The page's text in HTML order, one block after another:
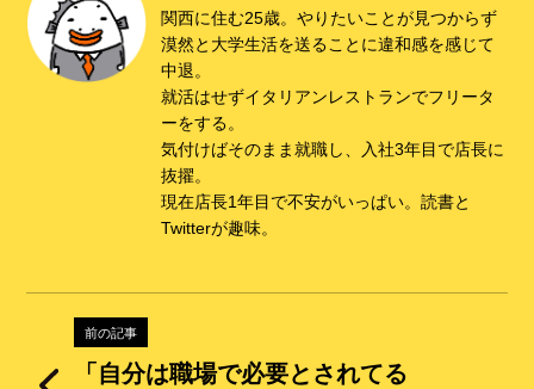
関西に住む25歳。やりたいことが見つからず
漠然と大学生活を送ることに違和感を感じて
中退。
就活はせずイタリアンレストランでフリータ
ーをする。
気付けばそのまま就職し、入社3年目で店長に
抜擢。
現在店長1年目で不安がいっぱい。読書と
Twitterが趣味。
前の記事
「自分は職場で必要とされてる